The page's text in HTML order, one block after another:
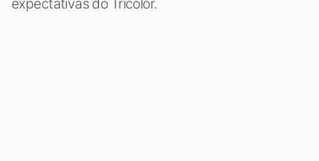
expectativas do Tricolor.